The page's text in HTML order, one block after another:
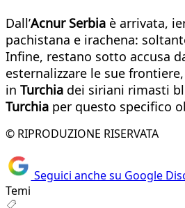
Dall’Acnur Serbia è arrivata,
pachistana e irachena:
Infine, restano sotto accusa
esternalizzare le sue
in Turchia dei siriani rimasti
Turchia per questo specifico
© RIPRODUZIONE RISERVATA
Seguici anche su Google
Temi